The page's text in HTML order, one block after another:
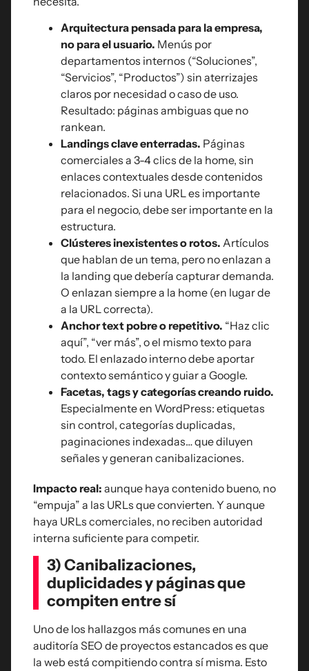
Arquitectura pensada para la empresa,
no para el usuario. Menús por
departamentos internos (“Soluciones”,
“Servicios”, “Productos”) sin aterrizajes
claros por necesidad o caso de uso.
Resultado: páginas ambiguas que no
rankean.
Landings clave enterradas. Páginas
comerciales a 3-4 clics de la home, sin
enlaces contextuales desde contenidos
relacionados. Si una URL es importante
para el negocio, debe ser importante en la
estructura.
Clústeres inexistentes o rotos. Artículos
que hablan de un tema, pero no enlazan a
la landing que debería capturar demanda.
O enlazan siempre a la home (en lugar de
a la URL correcta).
Anchor text pobre o repetitivo. “Haz clic
aquí”, “ver más”, o el mismo texto para
todo. El enlazado interno debe aportar
contexto semántico y guiar a Google.
Facetas, tags y categorías creando ruido.
Especialmente en WordPress: etiquetas
sin control, categorías duplicadas,
paginaciones indexadas… que diluyen
señales y generan canibalizaciones.
Impacto real: aunque haya contenido bueno, no
“empuja” a las URLs que convierten. Y aunque
haya URLs comerciales, no reciben autoridad
interna suficiente para competir.
3) Canibalizaciones,
duplicidades y páginas que
compiten entre sí
Uno de los hallazgos más comunes en una
auditoría SEO de proyectos estancados es que
la web está compitiendo contra sí misma. Esto